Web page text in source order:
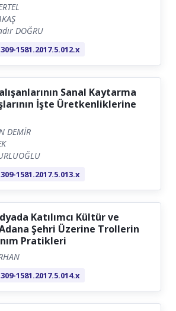
DOĞRU
1581.2017.5.012.x
Sanal Kaytarma
İşte Üretkenliklerine
DEMİR
1581.2017.5.013.x
Katılımcı Kültür ve
Şehri Üzerine Trollerin
Pratikleri
1581.2017.5.014.x